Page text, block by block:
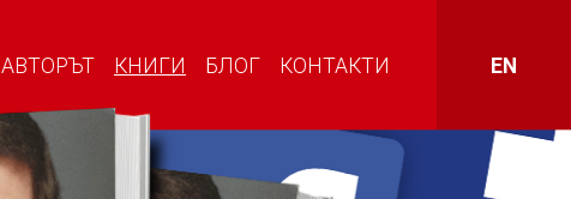
АВТОРЪТ КНИГИ БЛОГ КОНТАКТИ EN